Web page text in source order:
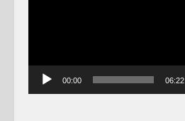
00:00 06:22